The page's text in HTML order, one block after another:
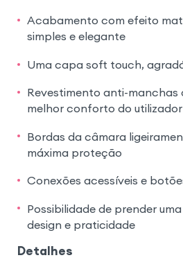
Acabamento com efeito
simples e elegante
Uma capa soft touch,
Revestimento anti-manchas
melhor conforto do utilizador
Bordas da câmara
máxima proteção
Conexões acessíveis e
Possibilidade de prender
design e praticidade
Detalhes